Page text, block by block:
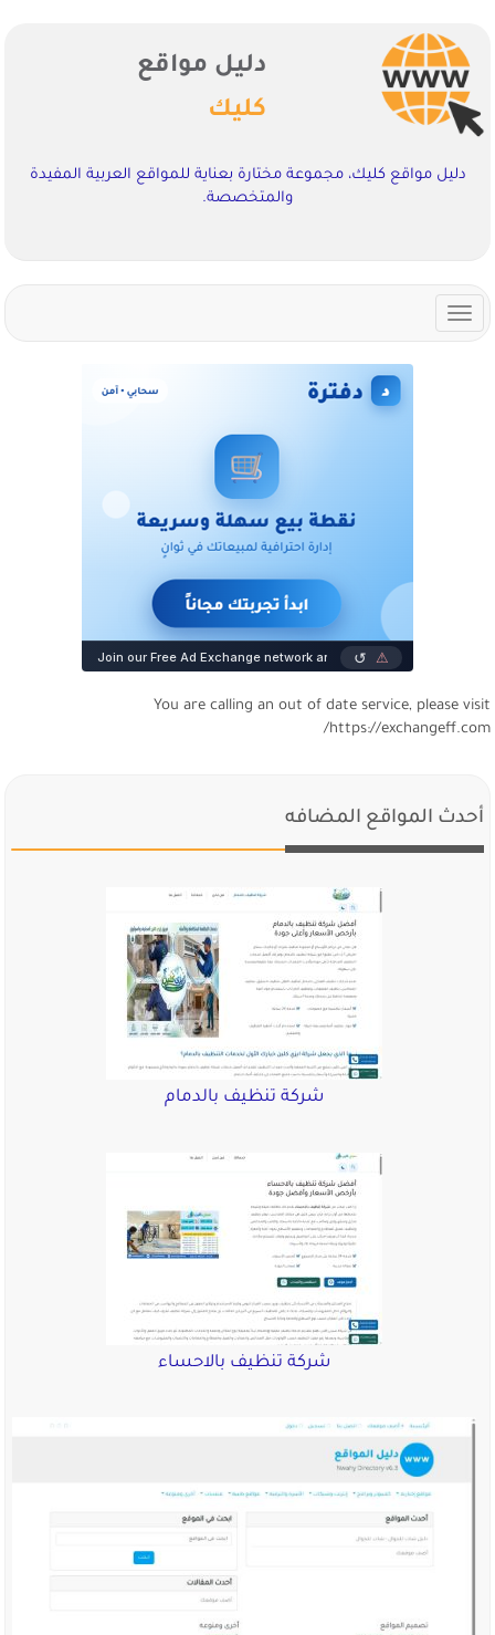
دليل مواقع
كليك
دليل مواقع كليك، مجموعة مختارة بعناية للمواقع العربية المفيدة
والمتخصصة.
Toggle
navigation
You are calling an out of date service, please visit
https://exchangeff.com/
أحدث المواقع المضافه
شركة تنظيف بالدمام
شركة تنظيف بالاحساء